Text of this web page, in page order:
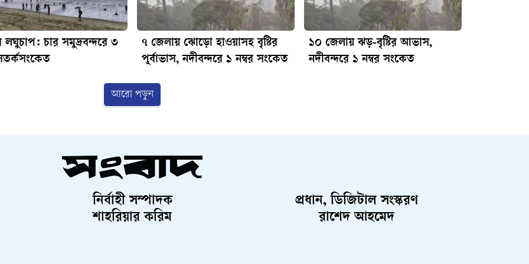
লঘুচাপ: চার সমুদ্রবন্দরে ৩
৭ জেলায় ঝোড়ো হাওয়াসহ বৃষ্টির
পূর্বাভাস, নদীবন্দরে ১ নম্বর সংকেত
১০ জেলায় ঝড়-বৃষ্টির আভাস,
নদীবন্দরে ১ নম্বর সংকেত
আরো পড়ুন
নির্বাহী সম্পাদক
শাহরিয়ার করিম
প্রধান, ডিজিটাল সংস্করণ
রাশেদ আহমেদ